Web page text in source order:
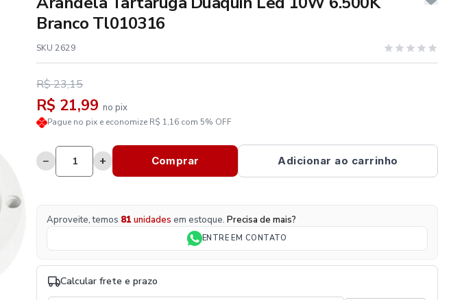
Branco Tl010316
SKU 2629
R$ 23,15
R$ 21,99 no pix
Pague no pix e economize R$ 1,16 com 5% OFF
− + Comprar Adicionar ao carrinho
Aproveite, temos 81 unidades em estoque. Precisa de mais?
ENTRE EM CONTATO
Calcular frete e prazo